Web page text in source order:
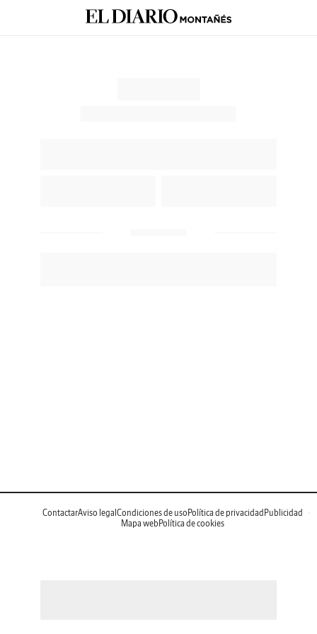
ContactarAviso legal Condiciones de uso Política de privacidad Publicidad
Mapa web Política de cookies